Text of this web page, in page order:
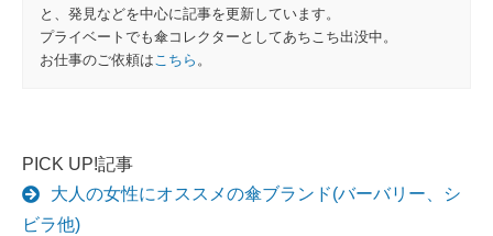
と、発見などを中心に記事を更新しています。
プライベートでも傘コレクターとしてあちこち出没中。
お仕事のご依頼は こちら 。
PICK UP!記事
大人の女性にオススメの傘ブランド(バーバリー、シ
ビラ他)